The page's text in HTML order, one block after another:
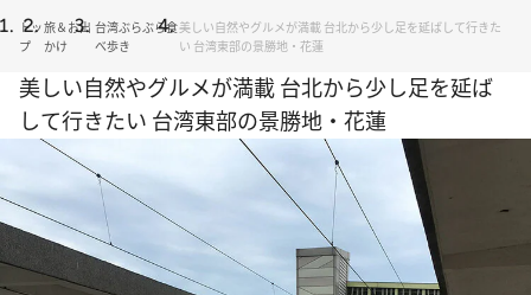
トッ
プ
旅＆お出
かけ
台湾ぶらぶら食
べ歩き
美しい自然やグルメが満載 台北から少し足を延ばして行きた
い 台湾東部の景勝地・花蓮
美しい自然やグルメが満載 台北から少し足を延ば
して行きたい 台湾東部の景勝地・花蓮